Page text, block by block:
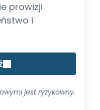
prowizji
i
jest ryzykowny.